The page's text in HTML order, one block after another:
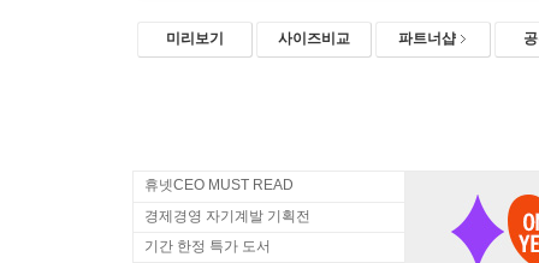
미리보기 사이즈비교 파트너샵
휴넷CEO MUST READ
경제경영 자기계발 기획전
기간 한정 특가 도서